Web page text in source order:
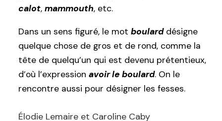
calot, mammouth, etc.
Dans un sens figuré, le mot boularddésigne
quelque chose de gros et de rond, comme la
tête de quelqu’un qui est devenu prétentieux,
d’où l’expression avoir le boulard. On le
rencontre aussi pour désigner les fesses.
Élodie Lemaire et Caroline Caby